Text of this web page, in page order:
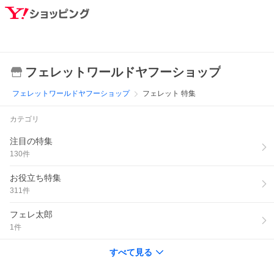
フェレットワールドヤフーショップ
フェレットワールドヤフーショップ フェレット 特集
カテゴリ
注目の特集
130件
お役立ち特集
311件
フェレ太郎
1件
すべて見る